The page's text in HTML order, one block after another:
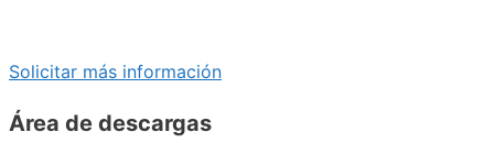
Solicitar más información
Área de descargas